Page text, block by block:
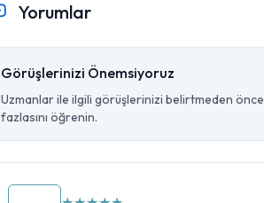
Yorumlar
Görüşlerinizi Önemsiyoruz
Uzmanlar ile ilgili görüşlerinizi belirtmeden önce
fazlasını öğrenin.